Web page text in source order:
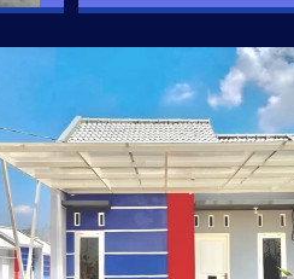
SURYA MADANI SATU
Satu-satunya Hunian nyaman dengan harga
jutaan dengan lokasi strategis di Tuban